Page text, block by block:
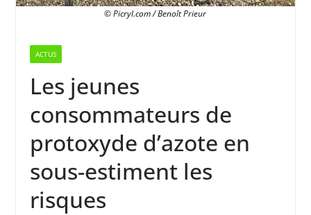
© Picryl.com / Benoît Prieur
ACTUS
Les jeunes
consommateurs de
protoxyde d’azote en
sous-estiment les
risques